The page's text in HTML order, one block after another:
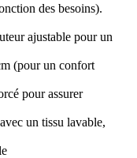
des besoins).
ajustable pour un
(pour un confort
pour assurer
un tissu lavable,